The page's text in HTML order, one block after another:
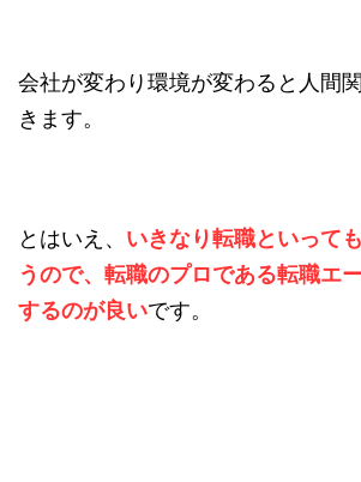
会社が変わり環境が変わると人間
きます。
とはいえ、 いきなり転職といって
うので、転職のプロである転職エ
するのが良いです。